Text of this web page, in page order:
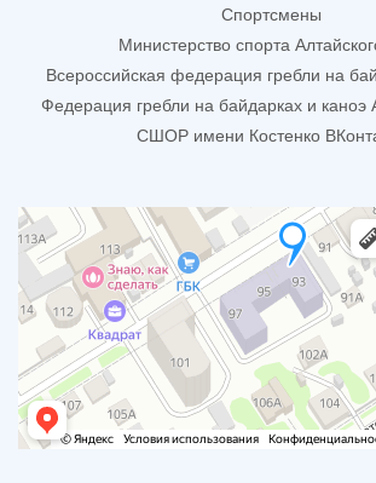
Спортсмены
Министерство спорта
Всероссийская федерация гребли на
Федерация гребли на байдарках и каноэ
СШОР имени Костенко